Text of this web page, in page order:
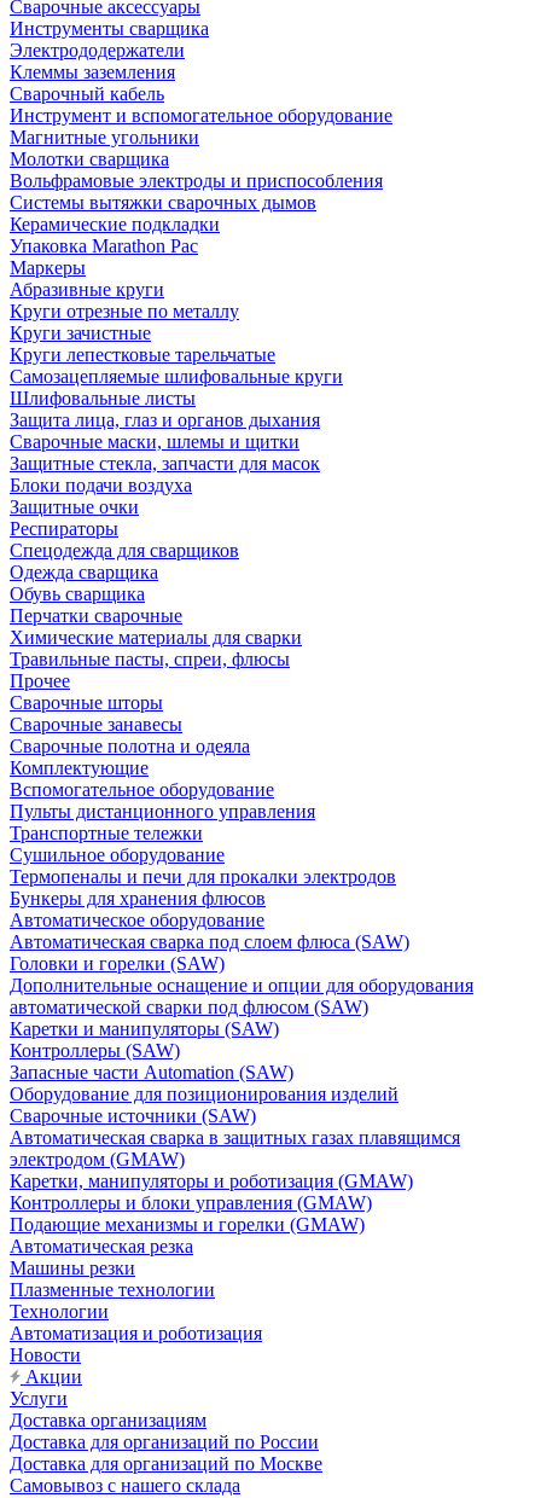
Сварочные аксессуары
Инструменты сварщика
Электрододержатели
Клеммы заземления
Сварочный кабель
Инструмент и вспомогательное оборудование
Магнитные угольники
Молотки сварщика
Вольфрамовые электроды и приспособления
Системы вытяжки сварочных дымов
Керамические подкладки
Упаковка Marathon Pac
Маркеры
Абразивные круги
Круги отрезные по металлу
Круги зачистные
Круги лепестковые тарельчатые
Самозацепляемые шлифовальные круги
Шлифовальные листы
Защита лица, глаз и органов дыхания
Сварочные маски, шлемы и щитки
Защитные стекла, запчасти для масок
Блоки подачи воздуха
Защитные очки
Респираторы
Спецодежда для сварщиков
Одежда сварщика
Обувь сварщика
Перчатки сварочные
Химические материалы для сварки
Травильные пасты, спреи, флюсы
Прочее
Сварочные шторы
Сварочные занавесы
Сварочные полотна и одеяла
Комплектующие
Вспомогательное оборудование
Пульты дистанционного управления
Транспортные тележки
Сушильное оборудование
Термопеналы и печи для прокалки электродов
Бункеры для хранения флюсов
Автоматическое оборудование
Автоматическая сварка под слоем флюса (SAW)
Головки и горелки (SAW)
Дополнительные оснащение и опции для оборудования
автоматической сварки под флюсом (SAW)
Каретки и манипуляторы (SAW)
Контроллеры (SAW)
Запасные части Automation (SAW)
Оборудование для позиционирования изделий
Сварочные источники (SAW)
Автоматическая сварка в защитных газах плавящимся
электродом (GMAW)
Каретки, манипуляторы и роботизация (GMAW)
Контроллеры и блоки управления (GMAW)
Подающие механизмы и горелки (GMAW)
Автоматическая резка
Машины резки
Плазменные технологии
Технологии
Автоматизация и роботизация
Новости
Акции
Услуги
Доставка организациям
Доставка для организаций по России
Доставка для организаций по Москве
Самовывоз с нашего склада